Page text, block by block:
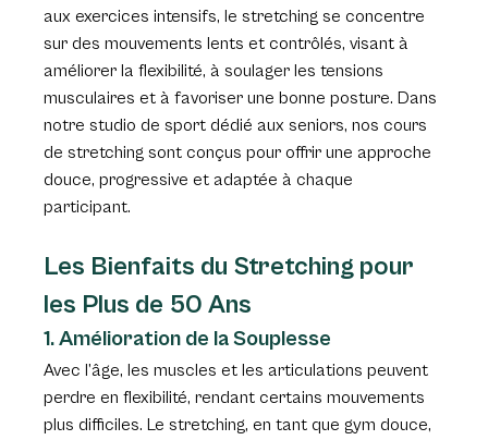
aux exercices intensifs, le stretching se concentre
sur des mouvements lents et contrôlés, visant à
améliorer la flexibilité, à soulager les tensions
musculaires et à favoriser une bonne posture. Dans
notre studio de sport dédié aux seniors, nos cours
de stretching sont conçus pour offrir une approche
douce, progressive et adaptée à chaque
participant.
Les Bienfaits du Stretching pour
les Plus de 50 Ans
1. Amélioration de la Souplesse
Avec l’âge, les muscles et les articulations peuvent
perdre en flexibilité, rendant certains mouvements
plus difficiles. Le stretching, en tant que gym douce,